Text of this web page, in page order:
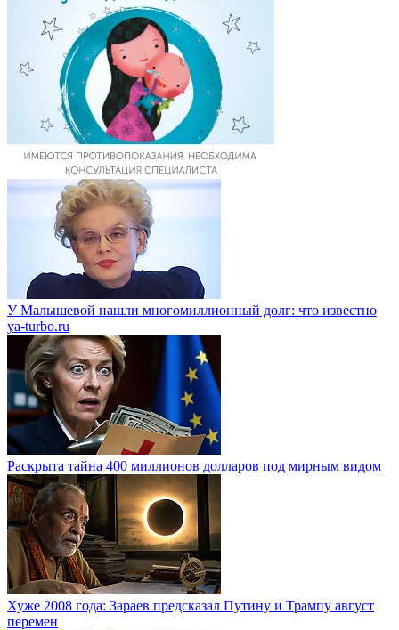
У Малышевой нашли многомиллионный долг: что известно
ya-turbo.ru
Раскрыта тайна 400 миллионов долларов под мирным видом
Хуже 2008 года: Зараев предсказал Путину и Трампу август
перемен